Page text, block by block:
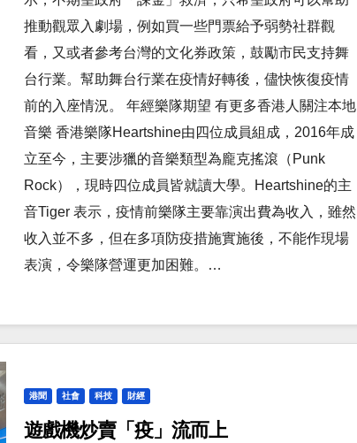
推動觀眾入劇場，例如買一些門票給予弱勢社群觀
看，又或者參考台灣的文化券政策，鼓勵市民支持舞
台行業。幫助舞台行業在疫情好轉後，儘快恢復疫情
前的入座情況。 年經樂隊期望 有更多香港人關注本地
音樂 香港樂隊Heartshine由四位成員組成，2016年成
立至今，主要涉獵的音樂類型為龐克搖滾（Punk
Rock），現時四位成員皆就讀大學。Heartshine的主
音Tiger 表示，疫情前樂隊主要靠演出費為收入，雖然
收入並不多，但在多項防疫措施實施後，不能作現場
表演，令樂隊營運更加困難。…
港聞 社會 科技 財經
遊戲機炒賣「疫」流而上